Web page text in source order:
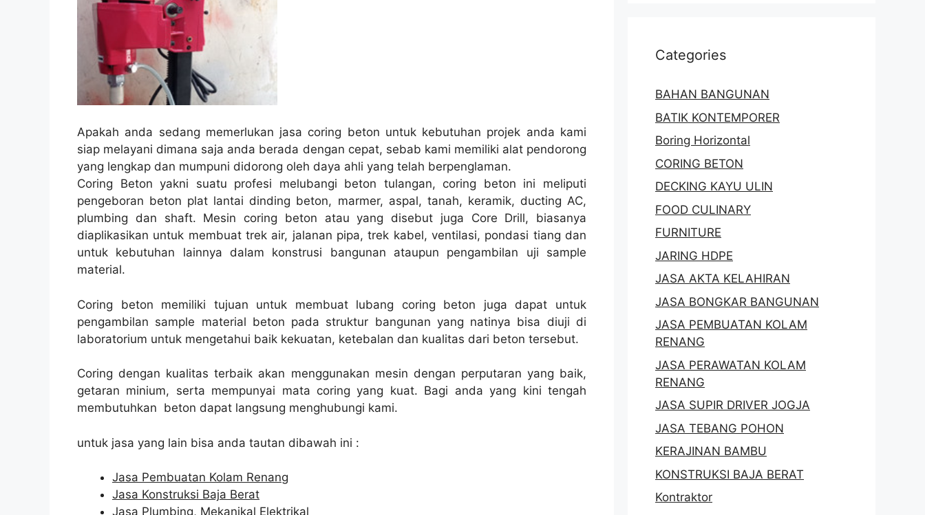
Apakah anda sedang memerlukan jasa coring beton untuk kebutuhan projek anda kami
siap melayani dimana saja anda berada dengan cepat, sebab kami memiliki alat pendorong
yang lengkap dan mumpuni didorong oleh daya ahli yang telah berpenglaman.
Coring Beton yakni suatu profesi melubangi beton tulangan, coring beton ini meliputi
pengeboran beton plat lantai dinding beton, marmer, aspal, tanah, keramik, ducting AC,
plumbing dan shaft. Mesin coring beton atau yang disebut juga Core Drill, biasanya
diaplikasikan untuk membuat trek air, jalanan pipa, trek kabel, ventilasi, pondasi tiang dan
untuk kebutuhan lainnya dalam konstrusi bangunan ataupun pengambilan uji sample
material.
Coring beton memiliki tujuan untuk membuat lubang coring beton juga dapat untuk
pengambilan sample material beton pada struktur bangunan yang natinya bisa diuji di
laboratorium untuk mengetahui baik kekuatan, ketebalan dan kualitas dari beton tersebut.
Coring dengan kualitas terbaik akan menggunakan mesin dengan perputaran yang baik,
getaran minium, serta mempunyai mata coring yang kuat. Bagi anda yang kini tengah
membutuhkan beton dapat langsung menghubungi kami.
untuk jasa yang lain bisa anda tautan dibawah ini :
Jasa Pembuatan Kolam Renang
Jasa Konstruksi Baja Berat
Jasa Plumbing, Mekanikal Elektrikal
Categories
BAHAN BANGUNAN
BATIK KONTEMPORER
Boring Horizontal
CORING BETON
DECKING KAYU ULIN
FOOD CULINARY
FURNITURE
JARING HDPE
JASA AKTA KELAHIRAN
JASA BONGKAR BANGUNAN
JASA PEMBUATAN KOLAM
RENANG
JASA PERAWATAN KOLAM
RENANG
JASA SUPIR DRIVER JOGJA
JASA TEBANG POHON
KERAJINAN BAMBU
KONSTRUKSI BAJA BERAT
Kontraktor